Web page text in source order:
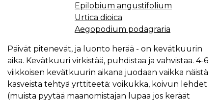
Epilobium angustifolium
Urtica dioica
Aegopodium podagraria
Päivät pitenevät, ja luonto herää - on kevätkuurin
aika. Kevätkuuri virkistää, puhdistaa ja vahvistaa. 4-6
viikkoisen kevätkuurin aikana juodaan vaikka näistä
kasveista tehtyä yrttiteetä: voikukka, koivun lehdet
(muista pyytää maanomistajan lupaa jos keräät